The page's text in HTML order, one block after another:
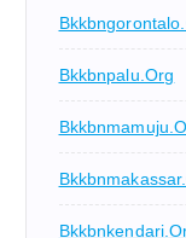
Bkkbnpalu.org